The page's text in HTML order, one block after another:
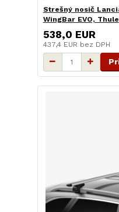
Strešný nosič
WingBar EVO, Thule
538,0 EUR
437,4 EUR bez DPH